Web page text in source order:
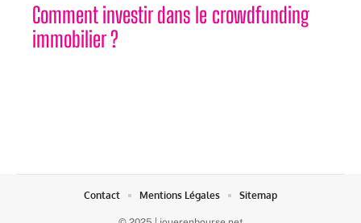
Comment investir dans le crowdfunding
immobilier ?
Contact Mentions Légales Sitemap